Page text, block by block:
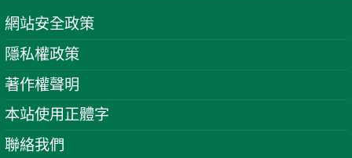
網站安全政策
隱私權政策
著作權聲明
本站使用正體字
聯絡我們